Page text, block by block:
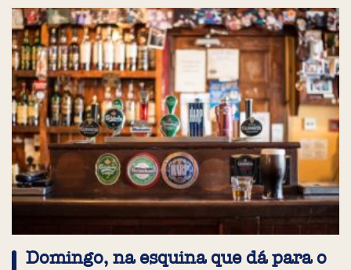
Domingo, na esquina que dá para o